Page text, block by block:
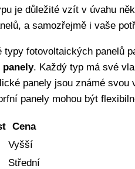
je důležité vzít v úvahu
a samozřejmě i vaše
typy fotovoltaických panelů
. Každý typ má své
panely jsou známé
panely mohou být
Cena
Vyšší
Střední